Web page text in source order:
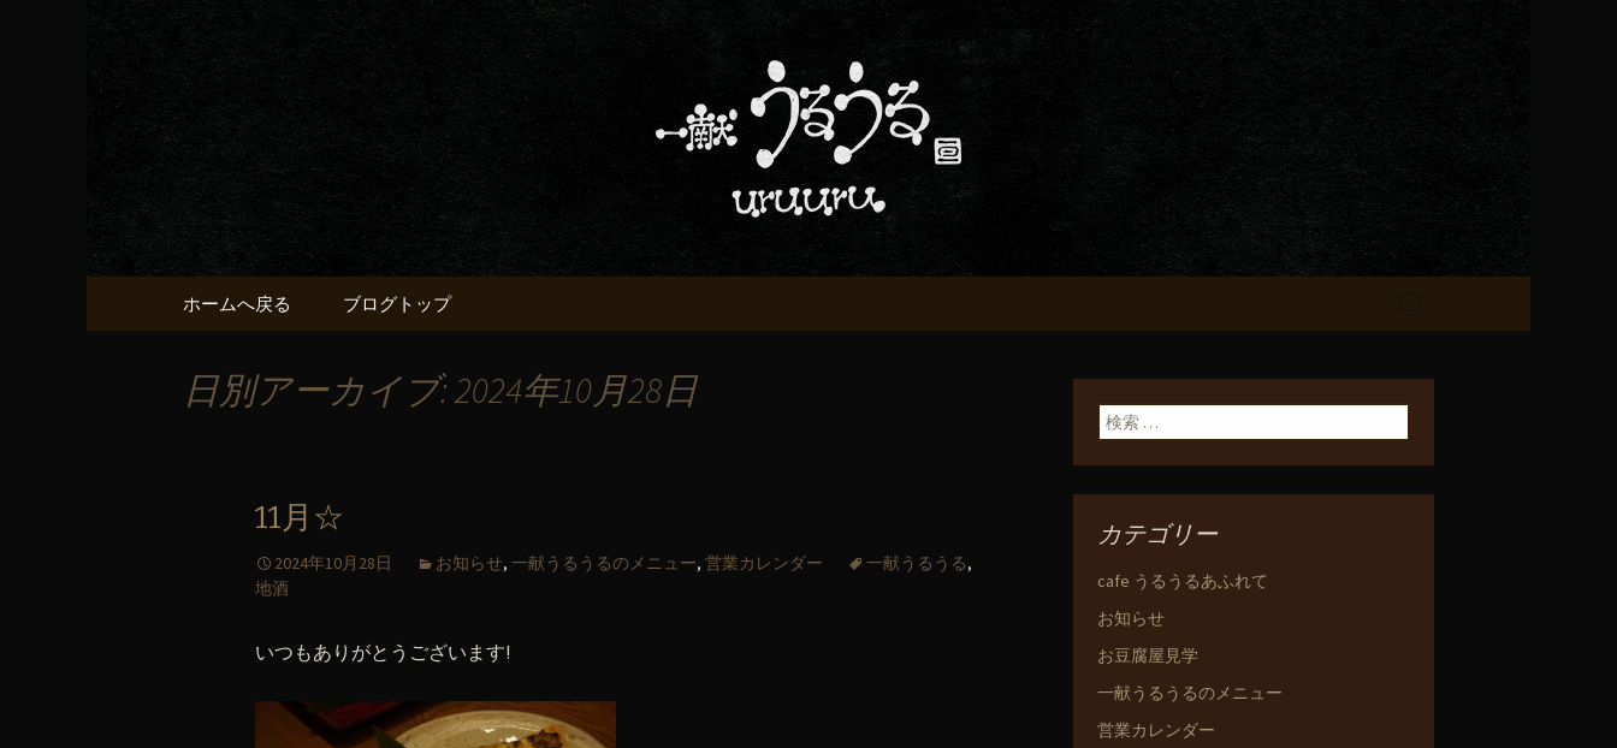
京都・五条でおいしい地酒が飲める「一
献うるうる」のブログ
京都・五条烏丸の町屋居酒屋「一献うるうる」からのお知らせ
コンテンツへ移動
ホームへ戻る ブログトップ
日別アーカイブ: 2024年10月28日
11月☆
2024年10月28日 お知らせ, 一献うるうるのメニュー, 営業カレンダー 一献うるうる,
地酒
いつもありがとうございます!
検索:
カテゴリー
cafe うるうるあふれて
お知らせ
お豆腐屋見学
一献うるうるのメニュー
営業カレンダー